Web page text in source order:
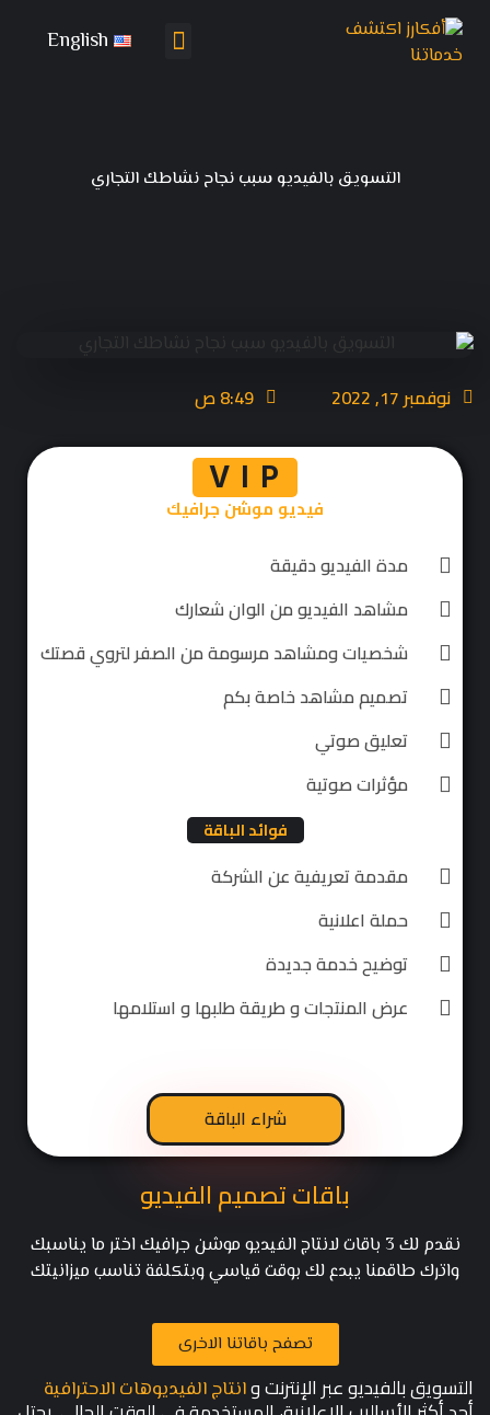
English
التسويق بالفيديو سبب نجاح نشاطك التجاري
نوفمبر 17, 2022 8:49 ص
باقات تصميم الفيديو
نقدم لك 3 باقات لانتاج الفيديو موشن جرافيك اختر ما يناسبك
واترك طاقمنا يبدع لك بوقت قياسي وبتكلفة تناسب ميزانيتك
تصفح باقاتنا الاخرى
V I P
فيديو موشن جرافيك
مدة الفيديو دقيقة
مشاهد الفيديو من الوان شعارك
شخصيات ومشاهد مرسومة من الصفر لتروي قصتك
تصميم مشاهد خاصة بكم
تعليق صوتي
مؤثرات صوتية
فوائد الباقة
مقدمة تعريفية عن الشركة
حملة اعلانية
توضيح خدمة جديدة
عرض المنتجات و طريقة طلبها و استلامها
شراء الباقة
التسويق بالفيديو عبر الإنترنت وانتاج الفيديوهات الاحترافية